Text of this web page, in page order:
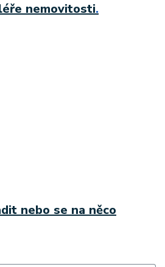
nemovitosti.
nebo se na něco